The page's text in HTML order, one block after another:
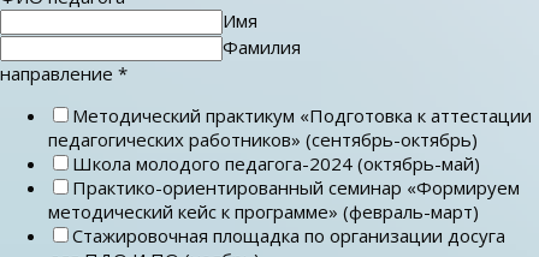
Имя
Фамилия
направление *
Методический практикум «Подготовка к аттестации
педагогических работников» (сентябрь-октябрь)
Школа молодого педагога-2024 (октябрь-май)
Практико-ориентированный семинар «Формируем
методический кейс к программе» (февраль-март)
Стажировочная площадка по организации досуга